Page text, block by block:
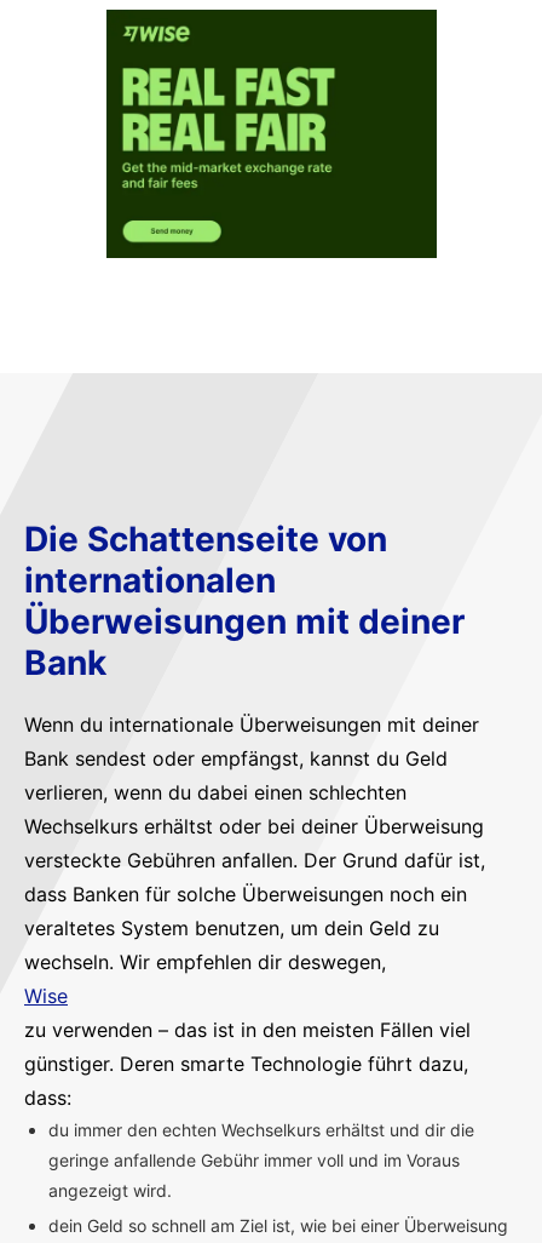
Die Schattenseite von
internationalen
Überweisungen mit deiner
Bank
Wenn du internationale Überweisungen mit deiner
Bank sendest oder empfängst, kannst du Geld
verlieren, wenn du dabei einen schlechten
Wechselkurs erhältst oder bei deiner Überweisung
versteckte Gebühren anfallen. Der Grund dafür ist,
dass Banken für solche Überweisungen noch ein
veraltetes System benutzen, um dein Geld zu
wechseln. Wir empfehlen dir deswegen,
Wise
zu verwenden – das ist in den meisten Fällen viel
günstiger. Deren smarte Technologie führt dazu,
dass:
du immer den echten Wechselkurs erhältst und dir die
geringe anfallende Gebühr immer voll und im Voraus
angezeigt wird.
dein Geld so schnell am Ziel ist, wie bei einer Überweisung